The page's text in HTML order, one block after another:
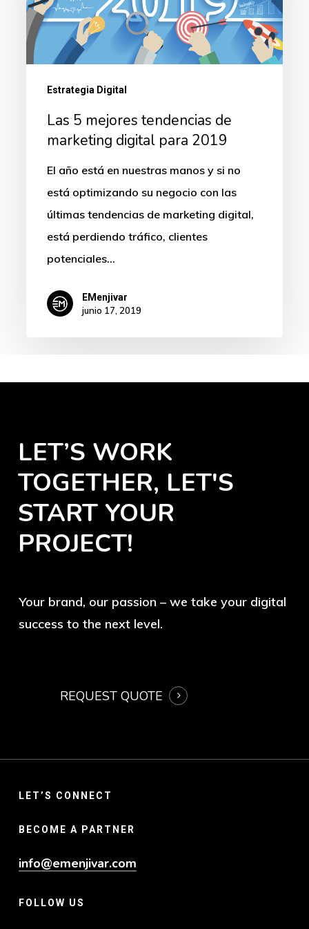
de
marketing
digital
Estrategia Digital
Las 5 mejores tendencias de
marketing digital para 2019
El año está en nuestras manos y si no
está optimizando su negocio con las
últimas tendencias de marketing digital,
está perdiendo tráfico, clientes
potenciales…
EMenjivar
junio 17, 2019
LET’S WORK
TOGETHER, LET'S
START YOUR
PROJECT!
Your brand, our passion – we take your digital
success to the next level.
REQUEST QUOTE
LET’S CONNECT
BECOME A PARTNER
info@emenjivar.com
FOLLOW US